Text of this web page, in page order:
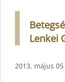
Lenkei
2013. május 05